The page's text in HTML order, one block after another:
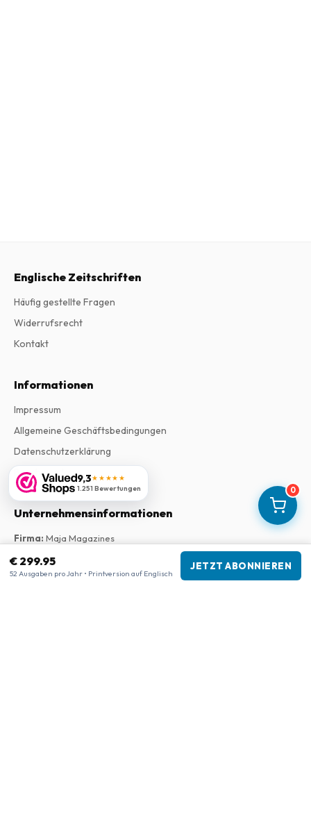
0
€ 299.95
52 Ausgaben pro Jahr • Printversion auf Englisch
JETZT ABONNIEREN
9,3★★★★★
1.251 Bewertungen
Englische Zeitschriften
Häufig gestellte Fragen
Widerrufsrecht
Kontakt
Informationen
Impressum
Allgemeine Geschäftsbedingungen
Datenschutzerklärung
Beschwerden
Unternehmensinformationen
Firma: Maja Magazines
USt-IdNr.: